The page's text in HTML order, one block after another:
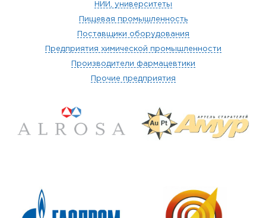
НИИ, университеты
Пищевая промышленность
Поставщики оборудования
Предприятия химической промышленности
Производители фармацевтики
Прочие предприятия